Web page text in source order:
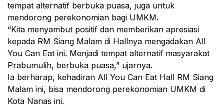
tempat alternatif berbuka puasa, juga untuk
mendorong perekonomian bagi UMKM.
“Kita menyambut positif dan memberikan apresiasi
kepada RM Siang Malam di Hallnya mengadakan All
You Can Eat ini. Menjadi tempat alternatif masyarakat
Prabumulih, berbuka puasa,” ujarnya.
Ia berharap, kehadiran All You Can Eat Hall RM Siang
Malam ini, bisa mendorong perekonomian UMKM di
Kota Nanas ini.